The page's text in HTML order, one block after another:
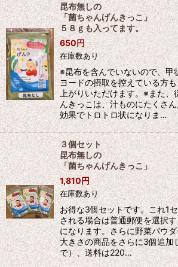
昆布無しの
「菌ちゃんげんきっこ」
５８ｇも入ってます。
650円
在庫数あり
※昆布を含んでいないので、甲
ヨードの摂取を控えている方
上がりいただけます。※また、
んきっこは、汁ものにたくさ
効果でトロトロ状になりま…
３個セット
昆布無しの
「菌ちゃんげんきっこ」
1,810円
在庫数あり
お得な3個セットです。これ1
される場合は普通郵便を選択
になります。さらに野菜パウ
大きさの商品をさらに3個追加
で）、送料は220…